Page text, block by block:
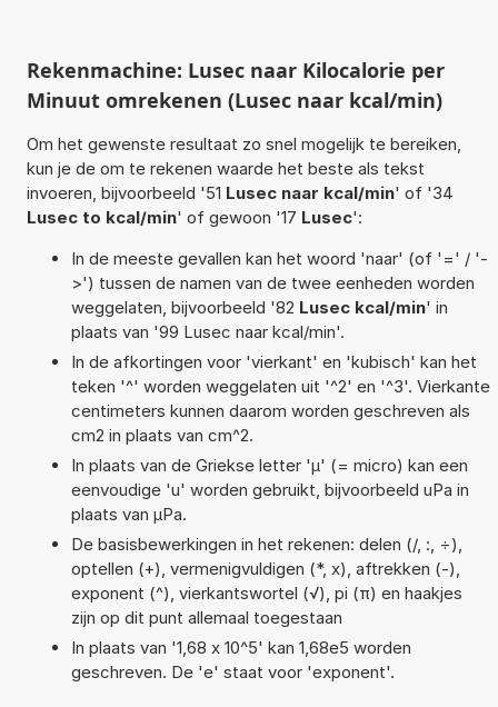
Rekenmachine: Lusec naar Kilocalorie per
Minuut omrekenen (Lusec naar kcal/min)
Om het gewenste resultaat zo snel mogelijk te bereiken,
kun je de om te rekenen waarde het beste als tekst
invoeren, bijvoorbeeld '51 Lusec naar kcal/min' of '34
Lusec to kcal/min' of gewoon '17 Lusec':
In de meeste gevallen kan het woord 'naar' (of '=' / '-
>') tussen de namen van de twee eenheden worden
weggelaten, bijvoorbeeld '82 Lusec kcal/min' in
plaats van '99 Lusec naar kcal/min'.
In de afkortingen voor 'vierkant' en 'kubisch' kan het
teken '^' worden weggelaten uit '^2' en '^3'. Vierkante
centimeters kunnen daarom worden geschreven als
cm2 in plaats van cm^2.
In plaats van de Griekse letter 'µ' (= micro) kan een
eenvoudige 'u' worden gebruikt, bijvoorbeeld uPa in
plaats van µPa.
De basisbewerkingen in het rekenen: delen (/, :, ÷),
optellen (+), vermenigvuldigen (*, x), aftrekken (-),
exponent (^), vierkantswortel (√), pi (π) en haakjes
zijn op dit punt allemaal toegestaan
In plaats van '1,68 x 10^5' kan 1,68e5 worden
geschreven. De 'e' staat voor 'exponent'.